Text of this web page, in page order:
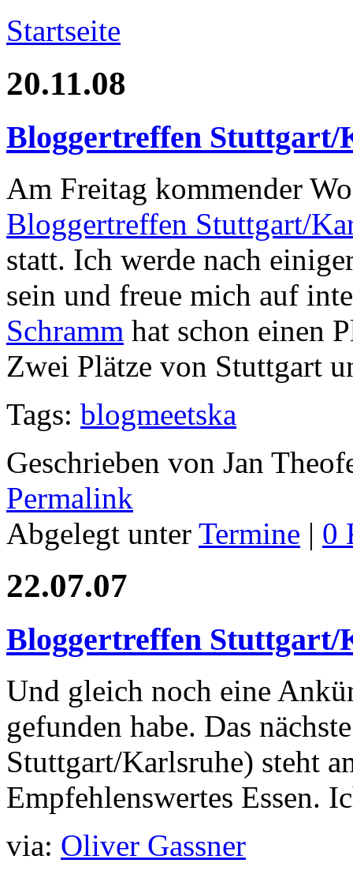
Startseite
20.11.08
Bloggertreffen Stuttgart/
Am Freitag kommender
Bloggertreffen Stuttgart/
statt. Ich werde nach
sein und freue mich auf
Schramm hat schon einen
Zwei Plätze von Stuttgart
Tags: blogmeetska
Geschrieben von Jan
Permalink
Abgelegt unter Termine | 0
22.07.07
Bloggertreffen Stuttgart/
Und gleich noch eine
gefunden habe. Das
Stuttgart/Karlsruhe) steht
Empfehlenswertes Essen.
via: Oliver Gassner